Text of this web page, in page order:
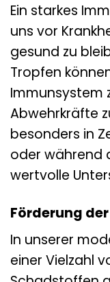
Ein starkes
uns vor
gesund zu
Tropfen
Immunsystem
Abwehrkräfte
besonders in
oder während
wertvolle
Förderung
In unserer
einer Vielzahl